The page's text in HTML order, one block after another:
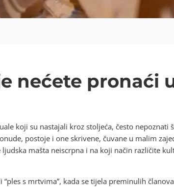
nećete pronaći
koji su nastajali kroz stoljeća, često nepoznati
postoje i one skrivene, čuvane u malim
mašta neiscrpna i na koji način različite
“ples s mrtvima”, kada se tijela preminulih